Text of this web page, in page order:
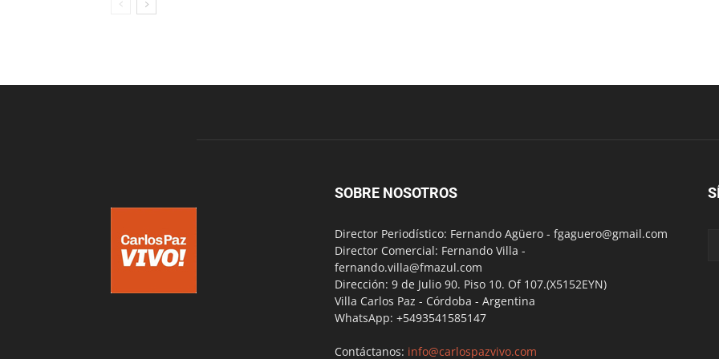
SOBRE NOSOTROS
Director Periodístico: Fernando Agüero - fgaguero@gmail.com
Director Comercial: Fernando Villa -
fernando.villa@fmazul.com
Dirección: 9 de Julio 90. Piso 10. Of 107.(X5152EYN)
Villa Carlos Paz - Córdoba - Argentina
WhatsApp: +5493541585147
Contáctanos: info@carlospazvivo.com